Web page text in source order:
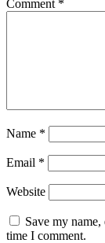
Comment *
Name *
Email *
Website
Save my
time I comment.